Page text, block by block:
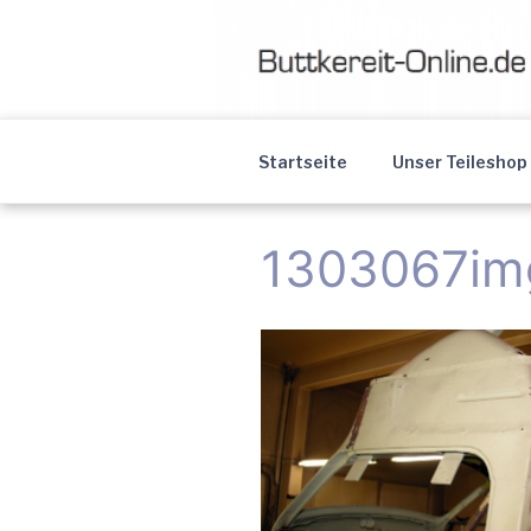
Buttkereit
Oldtimer
Professionelle Young- &
Startseite Unser Teileshop